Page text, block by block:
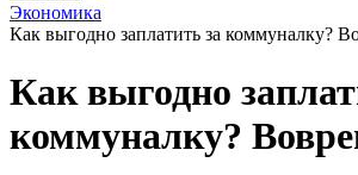
Экономика
Как выгодно заплатить за коммуналку?
Как выгодно
коммуналку?